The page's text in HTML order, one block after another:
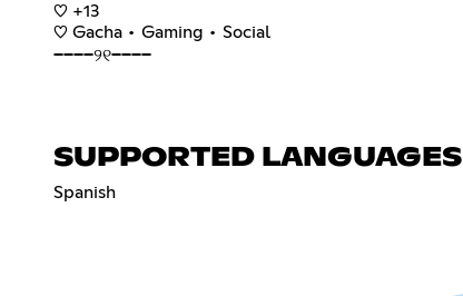
♡ +13
♡ Gacha • Gaming • Social
────୨୧────
SUPPORTED LANGUAGES
Spanish